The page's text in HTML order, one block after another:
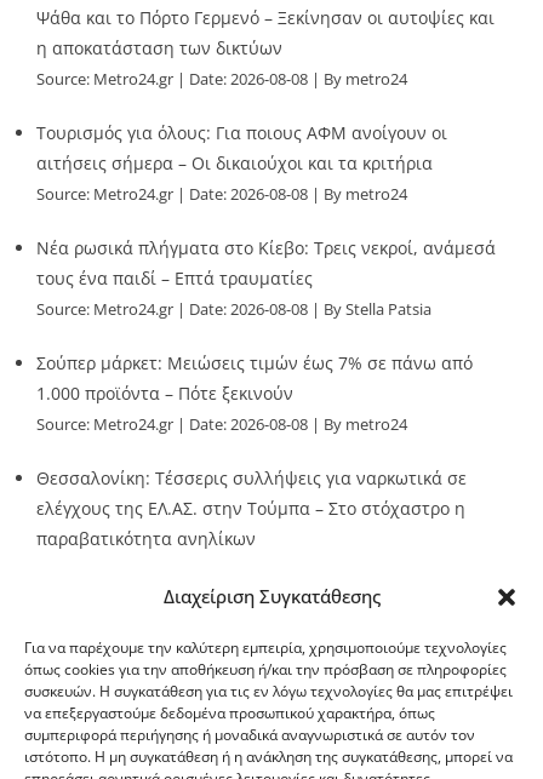
Διαχείριση Συγκατάθεσης
Για να παρέχουμε την καλύτερη εμπειρία, χρησιμοποιούμε τεχνολογίες
όπως cookies για την αποθήκευση ή/και την πρόσβαση σε πληροφορίες
συσκευών. Η συγκατάθεση για τις εν λόγω τεχνολογίες θα μας επιτρέψει
να επεξεργαστούμε δεδομένα προσωπικού χαρακτήρα, όπως
συμπεριφορά περιήγησης ή μοναδικά αναγνωριστικά σε αυτόν τον
ιστότοπο. Η μη συγκατάθεση ή η ανάκληση της συγκατάθεσης, μπορεί να
Ψάθα και το Πόρτο Γερμενό – Ξεκίνησαν οι αυτοψίες και
η αποκατάσταση των δικτύων
Source: Metro24.gr Date: 2026-08-08 By metro24
Τουρισμός για όλους: Για ποιους ΑΦΜ ανοίγουν οι
αιτήσεις σήμερα – Οι δικαιούχοι και τα κριτήρια
Source: Metro24.gr Date: 2026-08-08 By metro24
Νέα ρωσικά πλήγματα στο Κίεβο: Τρεις νεκροί, ανάμεσά
τους ένα παιδί – Επτά τραυματίες
Source: Metro24.gr Date: 2026-08-08 By Stella Patsia
Σούπερ μάρκετ: Μειώσεις τιμών έως 7% σε πάνω από
1.000 προϊόντα – Πότε ξεκινούν
Source: Metro24.gr Date: 2026-08-08 By metro24
Θεσσαλονίκη: Τέσσερις συλλήψεις για ναρκωτικά σε
ελέγχους της ΕΛ.ΑΣ. στην Τούμπα – Στο στόχαστρο η
παραβατικότητα ανηλίκων
G-point.gr